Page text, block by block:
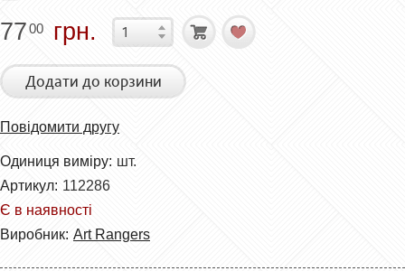
7700 грн.
Додати до корзини
Повідомити другу
Одиниця виміру: шт.
Артикул: 112286
Є в наявності
Виробник: Art Rangers